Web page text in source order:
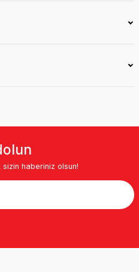
sizin haberiniz olsun!